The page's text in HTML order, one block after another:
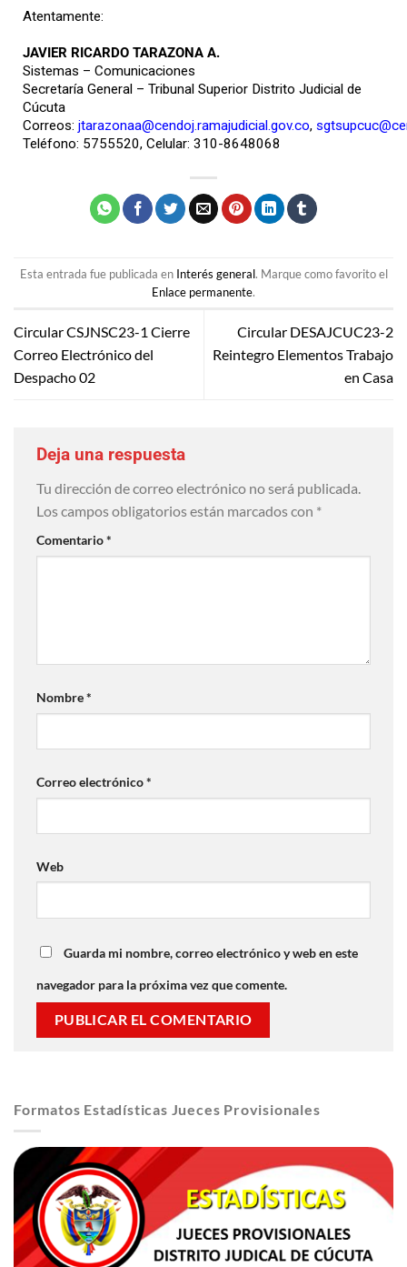
Atentamente:
JAVIER RICARDO TARAZONA A.
Sistemas – Comunicaciones
Secretaría General – Tribunal Superior Distrito Judicial de
Cúcuta
Correos: jtarazonaa@cendoj.ramajudicial.gov.co,
Teléfono: 5755520, Celular: 310-8648068
Esta entrada fue publicada en Interés general. Marque como favorito el
Enlace permanente.
Circular CSJNSC23-1 Cierre
Correo Electrónico del
Despacho 02
Circular DESAJCUC23-2
Reintegro Elementos Trabajo
en Casa
Deja una respuesta
Tu dirección de correo electrónico no será publicada.
Los campos obligatorios están marcados con *
Comentario*
Nombre*
Correo electrónico*
Web
Guarda mi nombre, correo electrónico y web en este
navegador para la próxima vez que comente.
Formatos Estadísticas Jueces Provisionales